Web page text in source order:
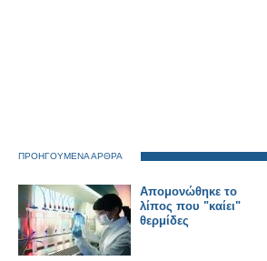
ΠΡΟΗΓΟΥΜΕΝΑ ΑΡΘΡΑ
Απομoνώθηκε το
λίπος που "καίει"
θερμίδες